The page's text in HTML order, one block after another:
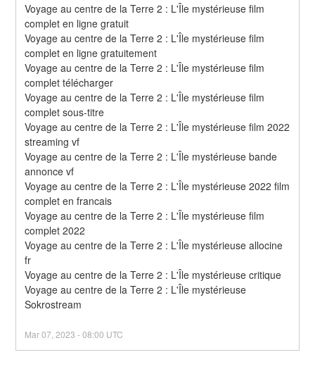
Voyage au centre de la Terre 2 : L'Île mystérieuse film
complet en ligne gratuit
Voyage au centre de la Terre 2 : L'Île mystérieuse film
complet en ligne gratuitement
Voyage au centre de la Terre 2 : L'Île mystérieuse film
complet télécharger
Voyage au centre de la Terre 2 : L'Île mystérieuse film
complet sous-titre
Voyage au centre de la Terre 2 : L'Île mystérieuse film 2022
streaming vf
Voyage au centre de la Terre 2 : L'Île mystérieuse bande
annonce vf
Voyage au centre de la Terre 2 : L'Île mystérieuse 2022 film
complet en francais
Voyage au centre de la Terre 2 : L'Île mystérieuse film
complet 2022
Voyage au centre de la Terre 2 : L'Île mystérieuse allocine
fr
Voyage au centre de la Terre 2 : L'Île mystérieuse critique
Voyage au centre de la Terre 2 : L'Île mystérieuse
Sokrostream
Mar07 ,2023 -08:00 UTC